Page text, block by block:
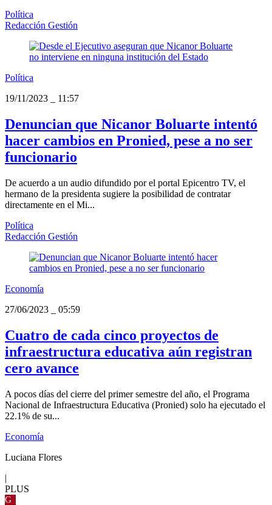
Política
Redacción Gestión
Política
19/11/2023
11:57
Denuncian que Nicanor Boluarte intentó
hacer cambios en Pronied, pese a no ser
funcionario
De acuerdo a un audio difundido por el portal Epicentro TV, el
hermano de la presidenta sugiere la posibilidad de contratar
directamente en el Mi...
Política
Redacción Gestión
Economía
27/06/2023
05:59
Cuatro de cada cinco proyectos de
infraestructura educativa aún registran
cero avance
A pocos días del cierre del primer semestre del año, el Programa
Nacional de Infraestructura Educativa (Pronied) solo ha ejecutado el
22.1% de su...
Economía
Luciana Flores
|
PLUS
G